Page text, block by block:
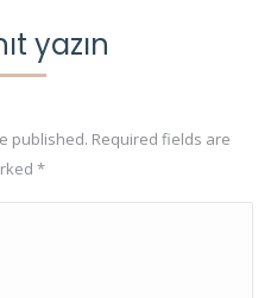
yazın
published. Required fields are
*